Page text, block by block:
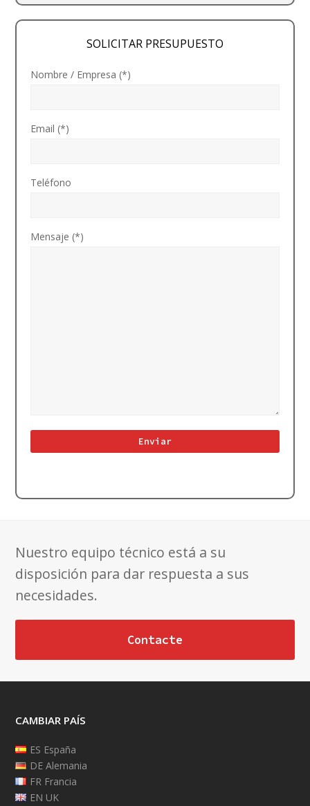
SOLICITAR PRESUPUESTO
Nombre / Empresa (*)
Email (*)
Teléfono
Mensaje (*)
Nuestro equipo técnico está a su
disposición para dar respuesta a sus
necesidades.
Contacte
CAMBIAR PAÍS
ES España
DE Alemania
FR Francia
EN UK